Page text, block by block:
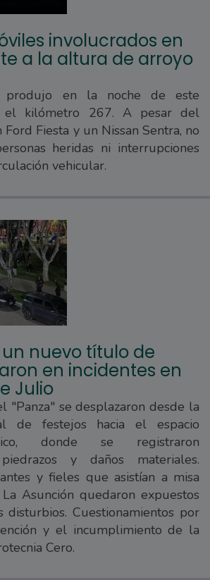
involucrados en
a la altura de arroyo
produjo en la noche de este
el kilómetro 267. A pesar del
Fiesta y un Nissan Sentra, no
heridas ni interrupciones
vehicular.
un nuevo título de
en incidentes en
Julio
"Panza" se desplazaron desde la
de festejos hacia el espacio
donde se registraron
piedrazos y daños materiales.
y fieles que asistían a misa
Asunción quedaron expuestos
Cuestionamientos por
y el incumplimiento de la
Cero.